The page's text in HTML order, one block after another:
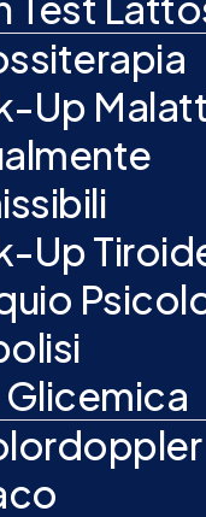
Up
Up
Glicemica